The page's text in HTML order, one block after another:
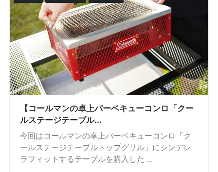
【コールマンの卓上バーベキューコンロ「クー
ルステージテーブル...
今回はコールマンの卓上バーベキューコンロ「ク
ールステージテーブルトップグリル」にシンデレ
ラフィットするテーブルを購入した ...